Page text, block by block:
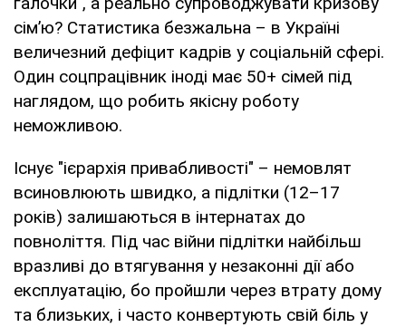
сім’ю? Статистика безжальна – в Україні
величезний дефіцит кадрів у соціальній сфері.
Один соцпрацівник іноді має 50+ сімей під
наглядом, що робить якісну роботу
неможливою.
Існує "ієрархія привабливості" – немовлят
всиновлюють швидко, а підлітки (12–17
років) залишаються в інтернатах до
повноліття. Під час війни підлітки найбільш
вразливі до втягування у незаконні дії або
експлуатацію, бо пройшли через втрату дому
та близьких, і часто конвертують свій біль у